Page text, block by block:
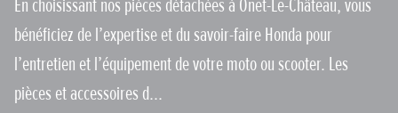
En choisissant nos pièces détachées à Onet-Le-Château, vous
bénéficiez de l’expertise et du savoir-faire Honda pour
l’entretien et l’équipement de votre moto ou scooter. Les
pièces et accessoires d...